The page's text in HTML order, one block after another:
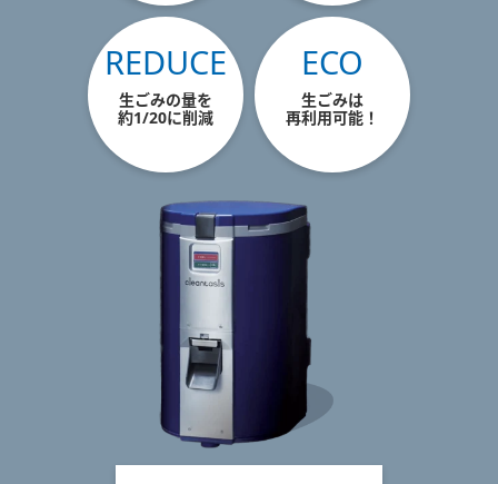
REDUCE
生ごみの量を
約1/20に削減
ECO
生ごみは
再利用可能！